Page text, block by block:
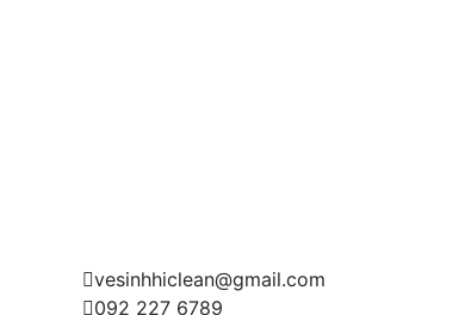
vesinhhiclean@gmail.com
092 227 6789